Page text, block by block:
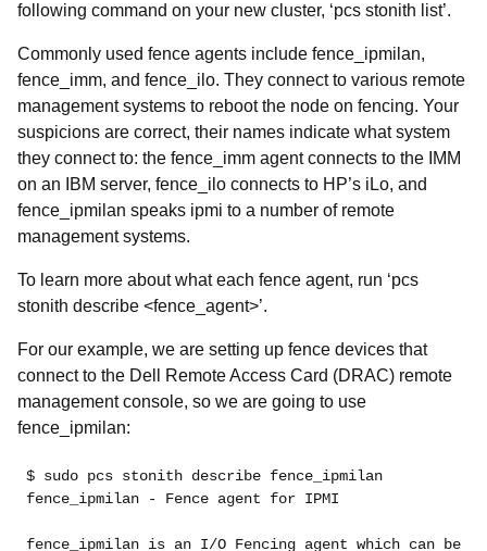
following command on your new cluster, ‘pcs stonith list’.
Commonly used fence agents include fence_ipmilan,
fence_imm, and fence_ilo. They connect to various remote
management systems to reboot the node on fencing. Your
suspicions are correct, their names indicate what system
they connect to: the fence_imm agent connects to the IMM
on an IBM server, fence_ilo connects to HP’s iLo, and
fence_ipmilan speaks ipmi to a number of remote
management systems.
To learn more about what each fence agent, run ‘pcs
stonith describe <fence_agent>’.
For our example, we are setting up fence devices that
connect to the Dell Remote Access Card (DRAC) remote
management console, so we are going to use
fence_ipmilan:
$ sudo pcs stonith describe fence_ipmilan
fence_ipmilan - Fence agent for IPMI
fence_ipmilan is an I/O Fencing agent which can be